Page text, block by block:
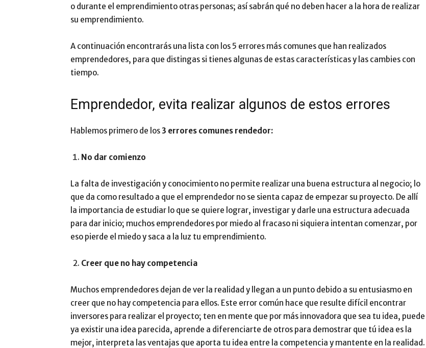
o durante el emprendimiento otras personas; así sabrán qué no deben hacer a la hora de realizar
su emprendimiento.
A continuación encontrarás una lista con los 5 errores más comunes que han realizados
emprendedores, para que distingas si tienes algunas de estas características y las cambies con
tiempo.
Emprendedor, evita realizar algunos de estos errores
Hablemos primero de los3 errores comunes rendedor:
No dar comienzo
La falta de investigación y conocimiento no permite realizar una buena estructura al negocio; lo
que da como resultado a que el emprendedor no se sienta capaz de empezar su proyecto. De allí
la importancia de estudiar lo que se quiere lograr, investigar y darle una estructura adecuada
para dar inicio; muchos emprendedores por miedo al fracaso ni siquiera intentan comenzar, por
eso pierde el miedo y saca a la luz tu emprendimiento.
Creer que no hay competencia
Muchos emprendedores dejan de ver la realidad y llegan a un punto debido a su entusiasmo en
creer que no hay competencia para ellos. Este error común hace que resulte difícil encontrar
inversores para realizar el proyecto; ten en mente que por más innovadora que sea tu idea, puede
ya existir una idea parecida, aprende a diferenciarte de otros para demostrar que tú idea es la
mejor, interpreta las ventajas que aporta tu idea entre la competencia y mantente en la realidad.